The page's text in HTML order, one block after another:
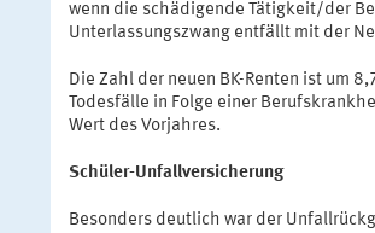
wenn die schädigende Tätigkeit/der
Unterlassungszwang entfällt mit der
Die Zahl der neuen BK-Renten ist um
Todesfälle in Folge einer
Wert des Vorjahres.
Schüler-Unfallversicherung
Besonders deutlich war der